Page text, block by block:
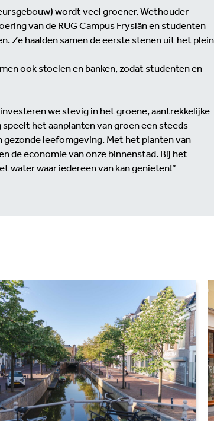
wordt veel groener. Wethouder
van de RUG Campus Fryslân en studenten
Ze haalden samen de eerste stenen uit het
ook stoelen en banken, zodat studenten en
we stevig in het groene, aantrekkelijke
het aanplanten van groen een steeds
leefomgeving. Met het planten van
de economie van onze binnenstad. Bij het
water waar iedereen van kan genieten!”